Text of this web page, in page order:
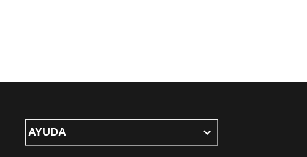
AYUDA